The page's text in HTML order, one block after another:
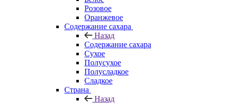
Розовое
Оранжевое
Содержание сахара
Назад
Содержание сахара
Сухое
Полусухое
Полусладкое
Сладкое
Страна
Назад